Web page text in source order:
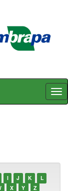
I J K
L
X Y Z